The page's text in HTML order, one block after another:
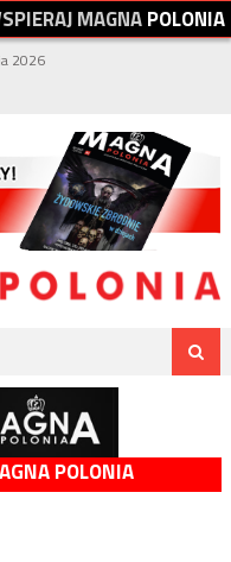
SPIERAJMAGNAPOLONIA
2026
POLONIA